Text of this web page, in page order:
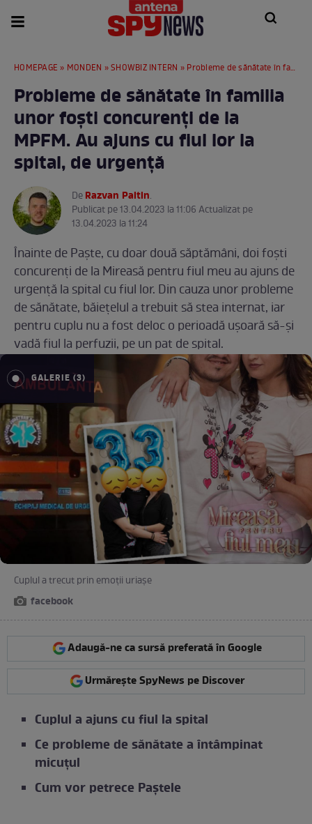
HOMEPAGE » MONDEN »SHOWBIZ INTERN » Probleme de sănătate în familia unor foști concurenți de la MPFM. Au ajuns cu fiul lor la spital, de urgență
Probleme de sănătate în familia
unor foști concurenți de la
MPFM. Au ajuns cu fiul lor la
spital, de urgență
DeRazvan Paltin.
Publicat pe 13.04.2023 la 11:06 Actualizat pe
13.04.2023 la 11:24
Înainte de Paște, cu doar două săptămâni, doi foști
concurenți de la Mireasă pentru fiul meu au ajuns de
urgență la spital cu fiul lor. Din cauza unor probleme
de sănătate, băiețelul a trebuit să stea internat, iar
pentru cuplu nu a fost deloc o perioadă ușoară să-și
vadă fiul la perfuzii, pe un pat de spital.
GALERIE (3)
Cuplul a trecut prin emoții uriașe
facebook
Adaugă-ne ca sursă preferată în Google
Urmărește SpyNews pe Discover
Cuplul a ajuns cu fiul la spital
Ce probleme de sănătate a întâmpinat
micuțul
Cum vor petrece Paștele